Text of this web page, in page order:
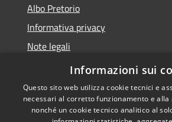
Albo Pretorio
Informativa privacy
Note legali
Dichiarazione di accessibilità
Informazioni sui
Questo sito web utilizza cookie tecnici e
necessari al corretto funzionamento e alla
nonché un cookie tecnico analitico al